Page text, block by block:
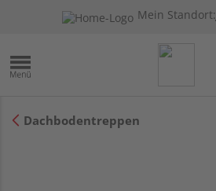
Mein Standort:
Dachbodentreppen